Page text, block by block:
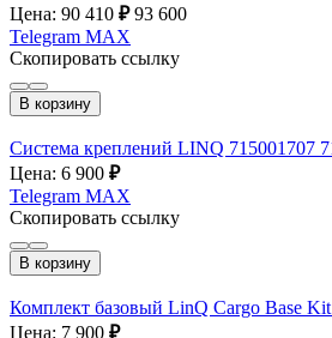
Цена: 90 410 ₽ 93 600
Telegram MAX
Скопировать ссылку
В корзину
Система креплений LINQ 715001707
Цена: 6 900 ₽
Telegram MAX
Скопировать ссылку
В корзину
Комплект базовый LinQ Cargo Base
Цена: 7 900 ₽